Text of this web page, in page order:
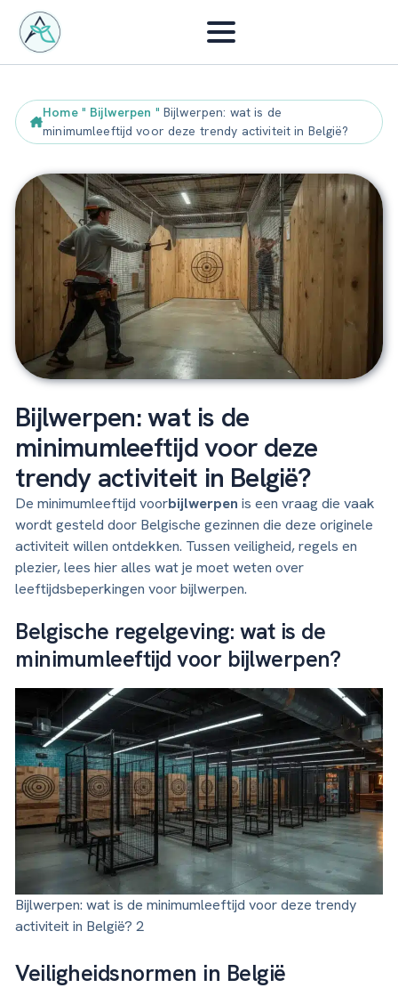
Home" Bijlwerpen " Bijlwerpen: wat is de
minimumleeftijd voor deze trendy activiteit in België?
Bijlwerpen: wat is de
minimumleeftijd voor deze
trendy activiteit in België?
De minimumleeftijd voorbijlwerpenis een vraag die vaak
wordt gesteld door Belgische gezinnen die deze originele
activiteit willen ontdekken. Tussen veiligheid, regels en
plezier, lees hier alles wat je moet weten over
leeftijdsbeperkingen voor bijlwerpen.
Belgische regelgeving: wat is de
minimumleeftijd voor bijlwerpen?
Bijlwerpen: wat is de minimumleeftijd voor deze trendy
activiteit in België? 2
Veiligheidsnormen in België